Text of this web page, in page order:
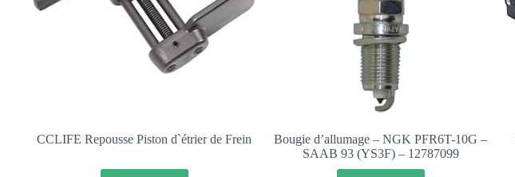
CCLIFE Repousse Piston d`étrier de Frein
Bougie d’allumage – NGK PFR6T-10G –
SAAB 93 (YS3F) – 12787099